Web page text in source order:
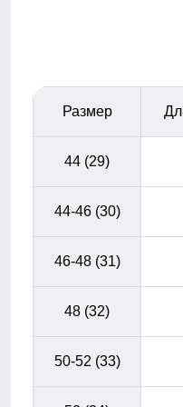
долговечность и
Застежка
добавляют акценты
оснащен шлевками
Размер
44 (29)
44-46 (30)
46-48 (31)
48 (32)
50-52 (33)